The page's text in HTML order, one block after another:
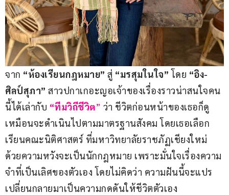
จาก “ห้องเรียนกฎหมาย” สู่ “มรสุมในใจ” โดย “อิง-
ศิลป์สุภา” สาวปกาเกอะญอเจ้าของเรื่องราวน่าสนใจคน
นี้ได้เล่ากับ “ทีมวิถีชีวิต” ว่า ชีวิตก่อนหน้าของเธอก็ดู
เหมือนจะดำเนินไปตามมาตรฐานสังคม โดยเธอเลือก
เรียนคณะนิติศาสตร์ ที่มหาวิทยาลัยราชภัฏเชียงใหม่
ด้วยความหวังจะเป็นนักกฎหมาย เพราะมั่นใจเรื่องความ
จำที่เป็นเลิศของตัวเอง โดยไม่คิดว่า ความฝันนี้จะแปร
เปลี่ยนกลายมาเป็นความกดดันให้ชีวิตตัวเอง